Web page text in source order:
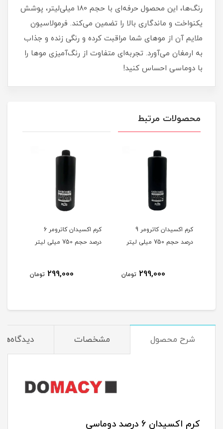
رنگ‌ها، این محصول حرفه‌ای با حجم 180 میلی‌لیتر، پوشش
یکنواخت و ماندگاری بالا را تضمین می‌کند. فرمولاسیون
ملایم آن از موهای شما مراقبت کرده و رنگی زنده و جذاب
به ارمغان می‌آورد. تجربه‌ای متفاوت از رنگ‌آمیزی موها را
با دوماسی احساس کنید!
محصولات مرتبط
کرم اکسیدان کاترومر 9
درصد حجم 750 میلی لیتر
299,000 تومان
کرم اکسیدان کاترومر 6
درصد حجم 750 میلی لیتر
299,000 تومان
شرح محصول مشخصات دیدگاه‌ها
کرم اکسیدان 6 درصد دوماسی